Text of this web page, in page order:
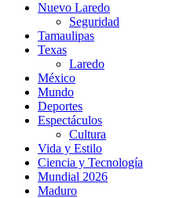
Nuevo Laredo
Seguridad
Tamaulipas
Texas
Laredo
México
Mundo
Deportes
Espectáculos
Cultura
Vida y Estilo
Ciencia y Tecnología
Mundial 2026
Maduro